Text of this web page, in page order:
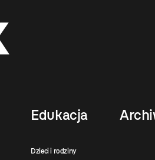
Edukacja
Dzieci i rodziny